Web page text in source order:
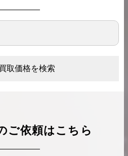
取価格を検索
ご依頼はこちら